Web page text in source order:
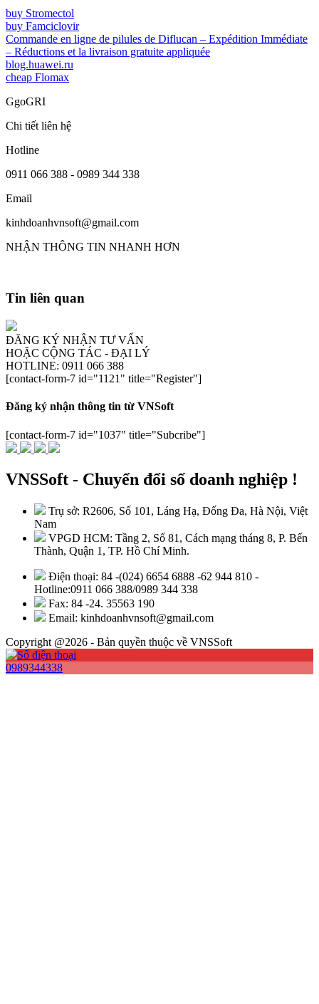
buy Stromectol
buy Famciclovir
Commande en ligne de pilules de Diflucan – Expédition Immédiate
– Réductions et la livraison gratuite appliquée
blog.huawei.ru
cheap Flomax
GgoGRI
Chi tiết liên hệ
Hotline
0911 066 388 - 0989 344 338
Email
kinhdoanhvnsoft@gmail.com
NHẬN THÔNG TIN NHANH HƠN
Tin liên quan
ĐĂNG KÝ NHẬN TƯ VẤN
HOẶC CỘNG TÁC - ĐẠI LÝ
HOTLINE: 0911 066 388
[contact-form-7 id="1121" title="Register"]
Đăng ký nhận thông tin từ VNSoft
[contact-form-7 id="1037" title="Subcribe"]
VNSSoft - Chuyển đổi số doanh nghiệp !
Trụ sở: R2606, Số 101, Láng Hạ, Đống Đa, Hà Nội, Việt
Nam
VPGD HCM: Tầng 2, Số 81, Cách mạng tháng 8, P. Bến
Thành, Quận 1, TP. Hồ Chí Minh.
Điện thoại: 84 -(024) 6654 6888 -62 944 810 -
Hotline:0911 066 388/0989 344 338
Fax: 84 -24. 35563 190
Email: kinhdoanhvnsoft@gmail.com
Copyright @2026 - Bản quyền thuộc về VNSSoft
0989344338